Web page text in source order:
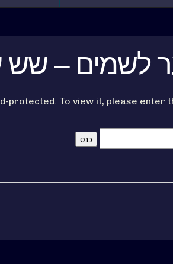
לשמים –
protected. To view it, please enter